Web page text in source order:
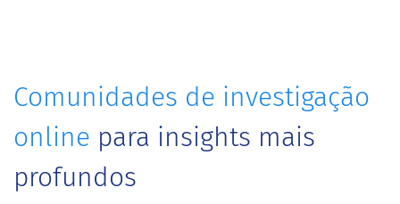
Comunidades de investigação
online para insights mais
profundos